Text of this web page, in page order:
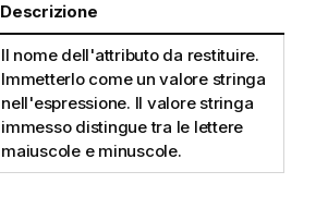
Descrizione
Il nome dell'attributo da restituire.
Immetterlo come un valore stringa
nell'espressione. Il valore stringa
immesso distingue tra le lettere
maiuscole e minuscole.